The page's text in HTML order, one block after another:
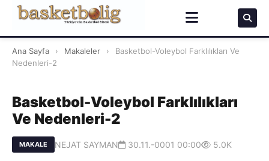
Ana Sayfa › Makaleler ›
Basketbol-Voleybol Farklılıkları Ve
Nedenleri-2
Basketbol-Voleybol Farklılıkları
Ve Nedenleri-2
MAKALE NEJAT SAYMAN 30.11.-0001 00:00 5.0K